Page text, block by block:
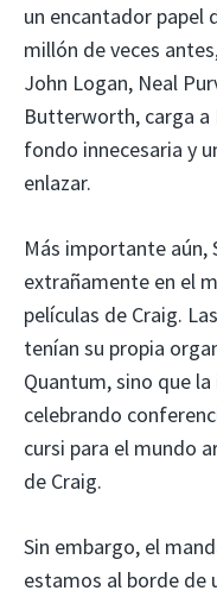
un encantador papel
millón de veces
John Logan, Neal
Butterworth, carga
fondo innecesaria y
enlazar.
Más importante aún,
extrañamente en el
películas de Craig.
tenían su propia
Quantum, sino que
celebrando
cursi para el mundo
de Craig.
Sin embargo, el
estamos al borde de